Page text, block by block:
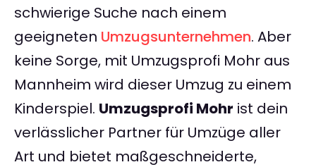
schwierige Suche nach einem
geeigneten Umzugsunternehmen. Aber
keine Sorge, mit Umzugsprofi Mohr aus
Mannheim wird dieser Umzug zu einem
Kinderspiel. Umzugsprofi Mohr ist dein
verlässlicher Partner für Umzüge aller
Art und bietet maßgeschneiderte,